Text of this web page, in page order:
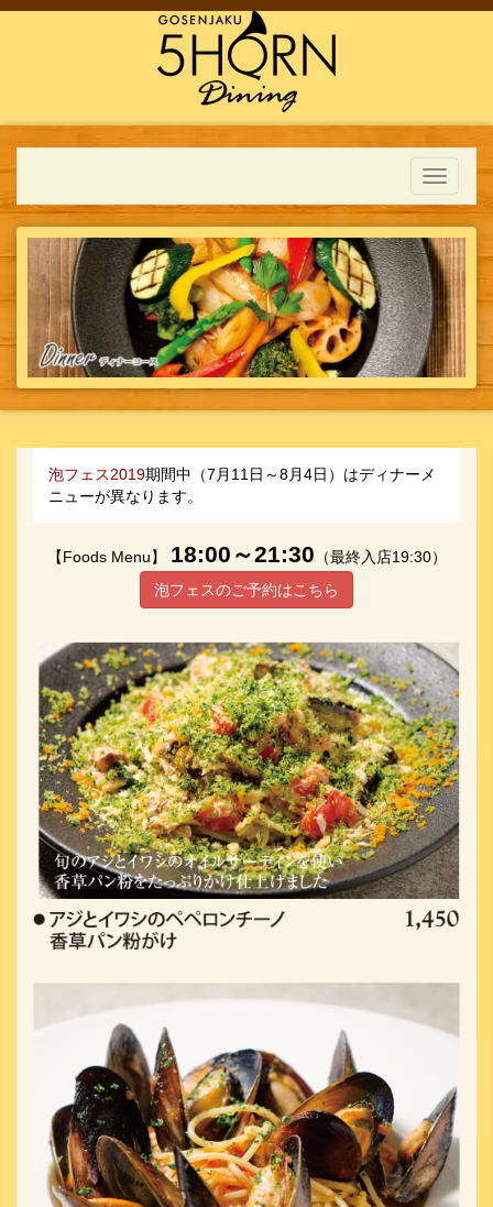
Toggle
泡フェス2019期間中（7月11日～8月4日）はディナーメ
ニューが異なります。
【Foods Menu】 18:00～21:30 （最終入店19:30）
泡フェスのご予約はこちら